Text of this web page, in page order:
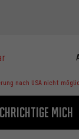
nach USA nicht
mich